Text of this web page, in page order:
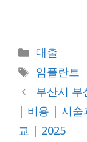
카
테
고
리
대출
태
그
임플란트
부산시 부
| 비용 | 시술
교 | 2025